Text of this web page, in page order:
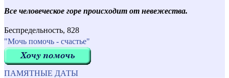
Все человеческое горе происходит от невежества.
Беспредельность, 828
"Мочь помочь - счастье"
ПАМЯТНЫЕ ДАТЫ